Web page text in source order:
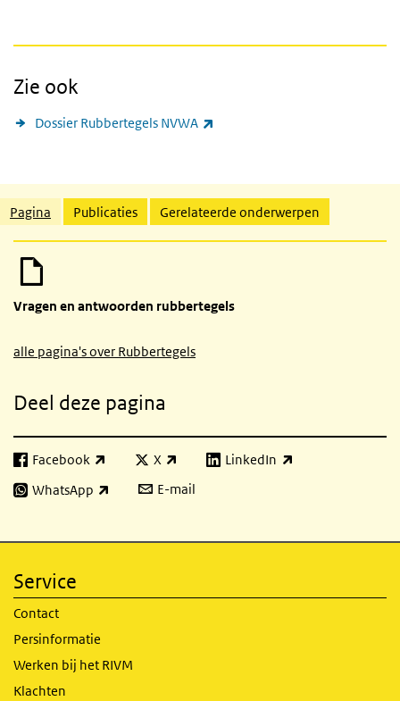
Zie ook
Dossier Rubbertegels NVWA
Gerelateerde inhoud
Pagina Publicaties Gerelateerde onderwerpen
Vragen en antwoorden rubbertegels
alle pagina's over Rubbertegels
Deel deze pagina
Facebook
(externe link) X
(externe link) LinkedIn
(externe link)
WhatsApp
(externe link) E-mail
Service
Contact
Persinformatie
Werken bij het RIVM
Klachten